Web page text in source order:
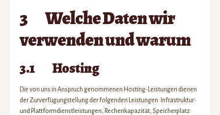
3 Welche Daten wir
verwenden und warum
3.1 Hosting
Die von uns in Anspruch genommenen Hosting-Leistungen dienen
der Zurverfügungstellung der folgenden Leistungen: Infrastruktur-
und Plattformdienstleistungen, Rechenkapazität, Speicherplatz